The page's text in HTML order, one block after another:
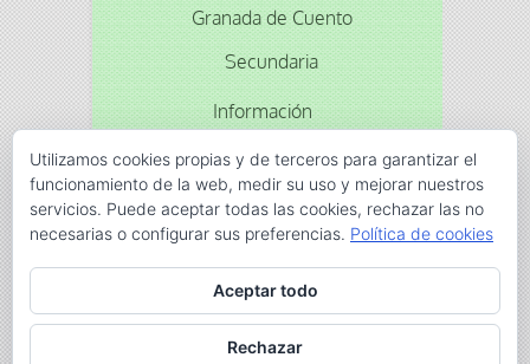
Granada de Cuento
Secundaria
Información
Reservas
Animacion cuentos gran via Moriscos
Olagüe
titeres
Utilizamos cookies propias y de terceros para garantizar el
funcionamiento de la web, medir su uso y mejorar nuestros
servicios. Puede aceptar todas las cookies, rechazar las no
necesarias o configurar sus preferencias. Política de cookies
Aceptar todo
Rechazar